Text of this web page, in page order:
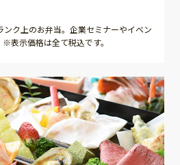
ク上のお弁当。企業セミナーやイベン
表示価格は全て税込です。